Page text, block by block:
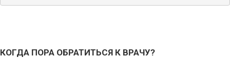
КОГДА ПОРА ОБРАТИТЬСЯ К ВРАЧУ?